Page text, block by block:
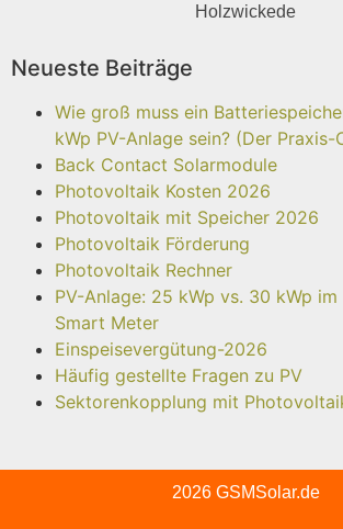
Holzwickede
Neueste Beiträge
Wie groß muss ein
kWp PV-Anlage sein? (Der Praxis-
Back Contact Solarmodule
Photovoltaik Kosten 2026
Photovoltaik mit Speicher 2026
Photovoltaik Förderung
Photovoltaik Rechner
PV-Anlage: 25 kWp vs. 30 kWp
Smart Meter
Einspeisevergütung-2026
Häufig gestellte Fragen zu PV
Sektorenkopplung mit
2026 GSMSolar.de